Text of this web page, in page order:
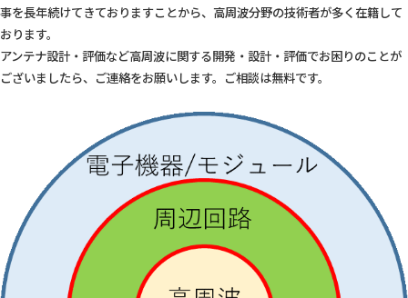
事を長年続けてきておりますことから、高周波分野の技術者が多く在籍して
おります。
アンテナ設計・評価など高周波に関する開発・設計・評価でお困りのことが
ございましたら、ご連絡をお願いします。ご相談は無料です。